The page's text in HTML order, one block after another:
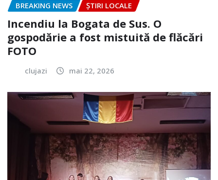
BREAKING NEWS ȘTIRI LOCALE
Incendiu la Bogata de Sus. O
gospodărie a fost mistuită de flăcări
FOTO
clujazi mai 22, 2026